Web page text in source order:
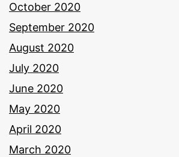
October 2020
September 2020
August 2020
July 2020
June 2020
May 2020
April 2020
March 2020